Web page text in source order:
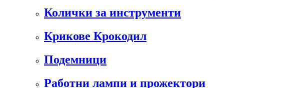
Колички за инструменти
Крикове Крокодил
Подемници
Работни лампи и прожектори